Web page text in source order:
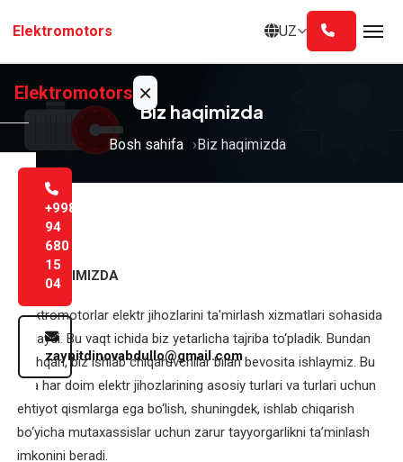
mazmunga
Elektromotors UZ
Elektromotors ×
sahifa
haqimizda
Xizmatlar
Blog
Aloqa
O'zbekcha
XIZMATLAR
+998
94
680
15
04
zaynitdinovabdullo@gmail.com
Biz haqimizda
Bosh sahifa Biz haqimizda
BIZ HAQIMIZDA
Elektromotorlar elektr jihozlarini ta'mirlash xizmatlari sohasida
ishlaydi. Bu vaqt ichida biz yetarlicha tajriba to‘pladik. Bundan
tashqari, biz ishlab chiqaruvchilar bilan bevosita ishlaymiz. Bu
esa har doim elektr jihozlarining asosiy turlari va turlari uchun
ehtiyot qismlarga ega bo‘lish, shuningdek, ishlab chiqarish
bo‘yicha mutaxassislar uchun zarur tayyorgarlikni ta’minlash
imkonini beradi.